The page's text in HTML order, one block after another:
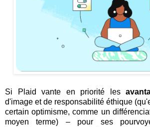
Si Plaid vante en priorité les
d'image et de responsabilité éthique
certain optimisme, comme un
moyen terme) – pour ses